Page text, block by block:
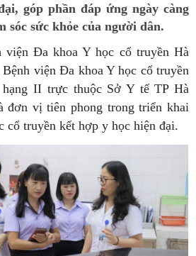
góp phần đáp ứng ngày càng
sóc sức khỏe của người dân.
viện Đa khoa Y học cổ truyền Hà
viện Đa khoa Y học cổ truyền
II trực thuộc Sở Y tế TP Hà
đơn vị tiên phong trong triển khai
cổ truyền kết hợp y học hiện đại.